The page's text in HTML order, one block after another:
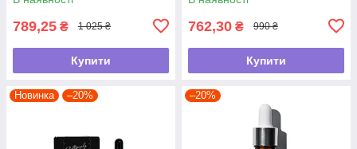
789,25 ₴ 1 025 ₴
Купити
текстуру шкіри
762,30 ₴ 990 ₴
Купити
Новинка –20% –20%